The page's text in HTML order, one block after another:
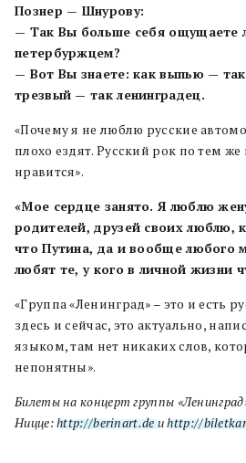
Познер — Шнурову:
— Так Вы больше себя ощущаете
петербуржцем?
— Вот Вы знаете: как выпью —
трезвый — так ленинградец.
«Почему я не люблю русские
плохо ездят. Русский рок по тем
нравится».
«Мое сердце занято. Я люблю
родителей, друзей своих люблю,
что Путина, да и вообще любого
любят те, у кого в личной жизни
«Группа «Ленинград» – это и есть
здесь и сейчас, это актуально,
языком, там нет никаких слов,
непонятны».
Билеты на концерт группы
Ницце:http://berinart.deиhttp://